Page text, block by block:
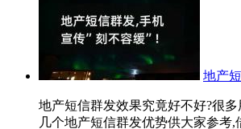
地产
地产短信群发效果究竟好不好?很
几个地产短信群发优势供大家参考